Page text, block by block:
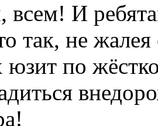
всем! И
так, не
по